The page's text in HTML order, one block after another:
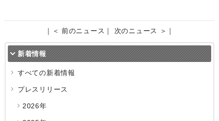
｜ ＜ 前のニュース ｜ 次のニュース ＞ ｜
新着情報
すべての新着情報
プレスリリース
2026年